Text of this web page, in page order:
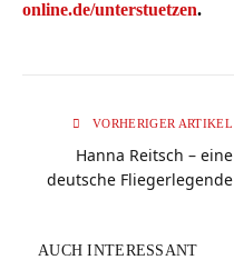
online.de/unterstuetzen.
VORHERIGER ARTIKEL
Hanna Reitsch – eine
deutsche Fliegerlegende
AUCH INTERESSANT